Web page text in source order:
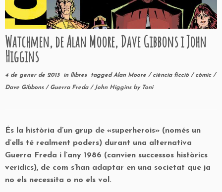
Watchmen, de Alan Moore, Dave Gibbons i John
Higgins
4 de gener de 2013in llibres taggedAlan Moore / ciència ficció / còmic /
Dave Gibbons / Guerra Freda / John Higgins by Toni
És la història d’un grup de «superherois» (només un
d’ells té realment poders) durant una alternativa
Guerra Freda i l’any 1986 (canvien successos històrics
verídics), de com s’han adaptar en una societat que ja
no els necessita o no els vol.